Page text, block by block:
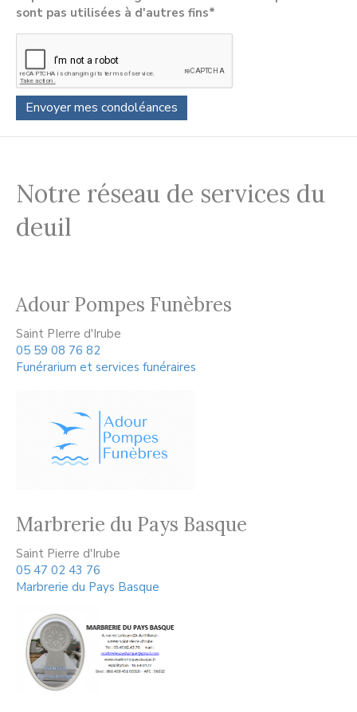
sont pas utilisées à d'autres fins*
Notre réseau de services du
deuil
Adour Pompes Funèbres
Saint PIerre d'Irube
05 59 08 76 82
Funérarium et services funéraires
Marbrerie du Pays Basque
Saint Pierre d'Irube
05 47 02 43 76
Marbrerie du Pays Basque